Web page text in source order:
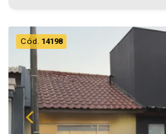
Fotos meramente
Cód. 14198